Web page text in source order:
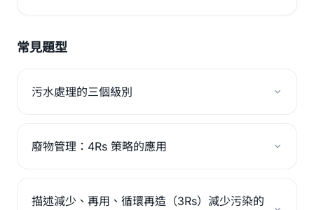
常見題型
污水處理的三個級別
廢物管理：4Rs 策略的應用
描述減少、再用、循環再造（3Rs）減少污染的